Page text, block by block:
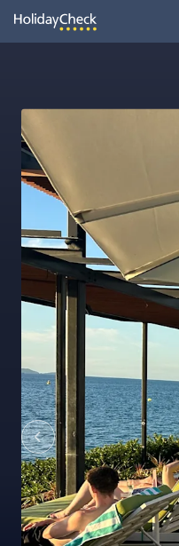
Vielleicht wurde die Seite
Seite neu laden